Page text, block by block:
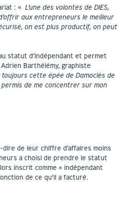
: « L’une des volontés de DIES,
aux entrepreneurs le meilleur
on est plus productif, on peut
statut d’indépendant et permet
Barthélémy, graphiste
toujours cette épée de Damoclès de
de me concentrer sur mon
de leur chiffre d’affaires moins
a choisi de prendre le statut
inscrit comme « indépendant
de ce qu’il a facturé.